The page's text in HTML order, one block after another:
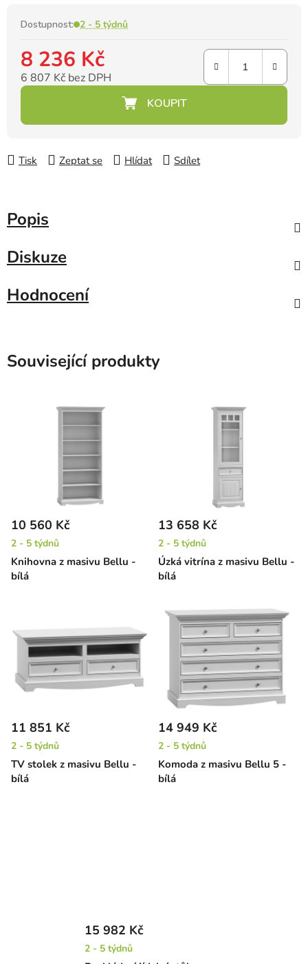
Dostupnost: 2 - 5 týdnů
8 236 Kč
6 807 Kč bez DPH
Tisk Zeptat se Hlídat Sdílet
Popis
Diskuze
Hodnocení
Související produkty
Knihovna z masivu Bellu -
bílá
10 560 Kč
2 - 5 týdnů
Úzká vitrína z masivu Bellu -
bílá
13 658 Kč
2 - 5 týdnů
TV stolek z masivu Bellu -
bílá
11 851 Kč
2 - 5 týdnů
Komoda z masivu Bellu 5 -
bílá
14 949 Kč
2 - 5 týdnů
15 982 Kč
2 - 5 týdnů